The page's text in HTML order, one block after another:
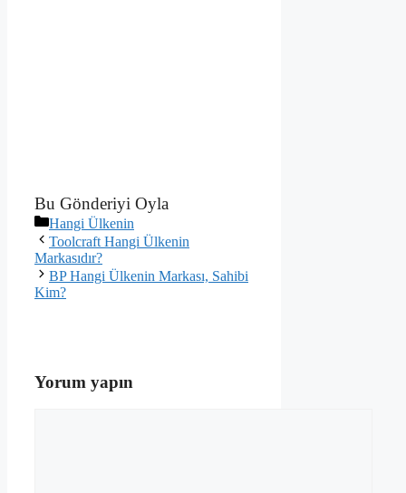
Bu Gönderiyi Oyla
Kategoriler
Hangi Ülkenin
Toolcraft Hangi Ülkenin
Markasıdır?
BP Hangi Ülkenin Markası, Sahibi
Kim?
Yorum yapın